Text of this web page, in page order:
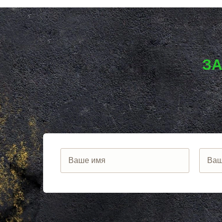
КИЕВСКИЙ
КЛИМОВСК
КЛИН
КЛЯЗЬМА
КНУТОВО
КОЖИНО
КОКОШКИНО
КОЛЮБАКИНО
КОММУНАРКА
КОНСТАНТИНОВО
КОРЕНЕВО
КОРОЛЕВ
КОСИНО
КОТЕЛЬНИКИ
КРАСКОВО
КРАСНАЯ ПАХРА
КРАСНОАРМЕЙСК
КРАСНОЗАВОДСК
КРАСНОЗНАМЕНСК
КРАТОВО
КРЮКОВО
КУРОВСКОЕ
ЛЕСНОЙ
ЛЕТОВО
ЛИКИНО-ДУЛЕВО
ФРЯЗИНО
ФРЯНОВО
ХИМКИ
ХОРЛОВО
ХОТЬКОВО
ЧЕРЕПОВО
ЧЕРКИЗОВО
ЧЕРНОЕ
ЧЕРУСТИ
ЧЕХОВ
ШАРАПОВО
ШАТУРА
ШИШКИН
ЩЕЛКОВО